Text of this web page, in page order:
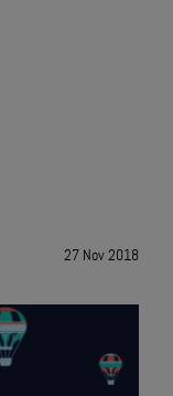
27 Nov 2018